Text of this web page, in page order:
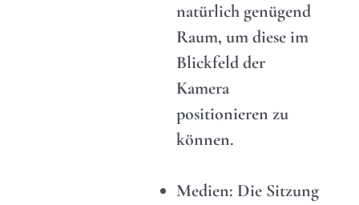
natürlich genügend
Raum, um diese im
Blickfeld der
Kamera
positionieren zu
können.
Medien: Die Sitzung